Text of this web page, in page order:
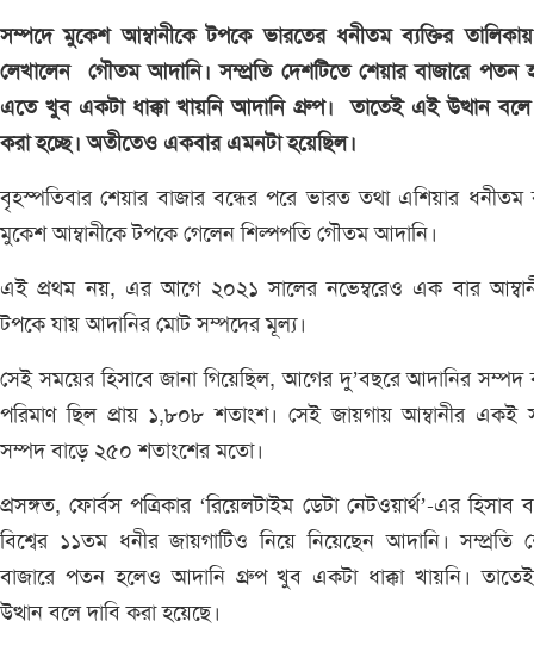
সম্পদে মুকেশ আম্বানীকে টপকে ভারতের ধনীতম ব্যক্তির
লেখালেন গৌতম আদানি। সম্প্রতি দেশটিতে শেয়ার বাজারে পতন
এতে খুব একটা ধাক্কা খায়নি আদানি গ্রুপ। তাতেই এই উত্থান বলে
করা হচ্ছে। অতীতেও একবার এমনটা হয়েছিল।
বৃহস্পতিবার শেয়ার বাজার বন্ধের পরে ভারত তথা এশিয়ার ধনীতম
মুকেশ আম্বানীকে টপকে গেলেন শিল্পপতি গৌতম আদানি।
এই প্রথম নয়, এর আগে ২০২১ সালের নভেম্বরেও এক বার
টপকে যায় আদানির মোট সম্পদের মূল্য।
সেই সময়ের হিসাবে জানা গিয়েছিল, আগের দু’বছরে আদানির সম্পদ
পরিমাণ ছিল প্রায় ১,৮০৮ শতাংশ। সেই জায়গায় আম্বানীর একই
সম্পদ বাড়ে ২৫০ শতাংশের মতো।
প্রসঙ্গত, ফোর্বস পত্রিকার ‘রিয়েলটাইম ডেটা নেটওয়ার্থ’-এর হিসাব
বিশ্বের ১১তম ধনীর জায়গাটিও নিয়ে নিয়েছেন আদানি। সম্প্রতি
বাজারে পতন হলেও আদানি গ্রুপ খুব একটা ধাক্কা খায়নি।
উত্থান বলে দাবি করা হয়েছে।